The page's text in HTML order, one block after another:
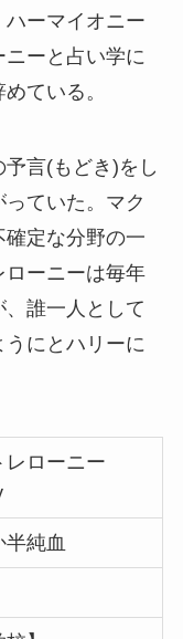
ーマイオニー
ニーと占い学に
ている。
言(もどき)をし
ていた。マク
定な分野の一
ーニーは毎年
誰一人として
にとハリーに
レローニー
純血